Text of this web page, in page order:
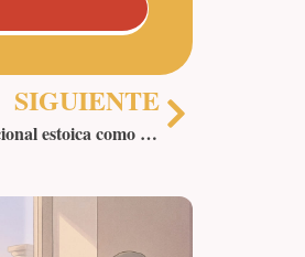
SIGUIENTE
¿Sientes que el mundo conspira contra ti? La gestión emocional estoica como antídoto